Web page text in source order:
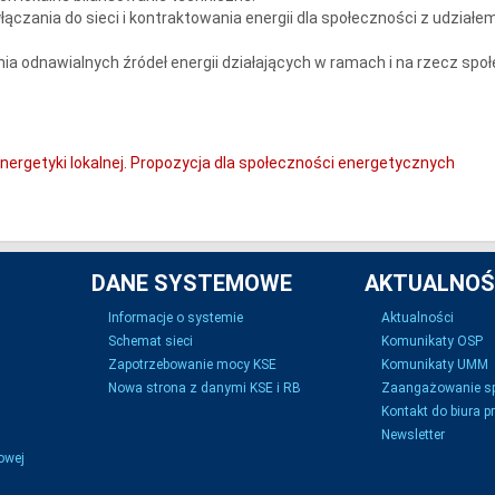
do sieci i kontraktowania energii dla społeczności z
odnawialnych źródeł energii działających w ramach i na rzecz
lokalnej. Propozycja dla społeczności energetycznych
DANE SYSTEMOWE
Informacje o systemie
Schemat sieci
Zapotrzebowanie mocy KSE
Nowa strona z danymi KSE i RB
Aktualności
Komunikaty OSP
Komunikaty UMM
Zaangażowanie
Kontakt do biura
Newsletter